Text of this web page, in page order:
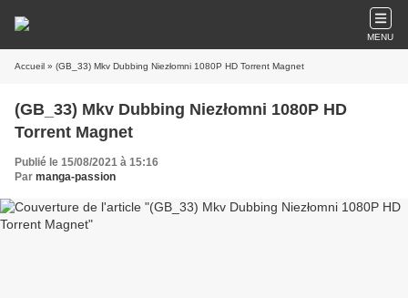
MENU
Accueil » (GB_33) Mkv Dubbing Niezłomni 1080P HD Torrent Magnet
(GB_33) Mkv Dubbing Niezłomni 1080P HD
Torrent Magnet
Publié le 15/08/2021 à 15:16
Par manga-passion